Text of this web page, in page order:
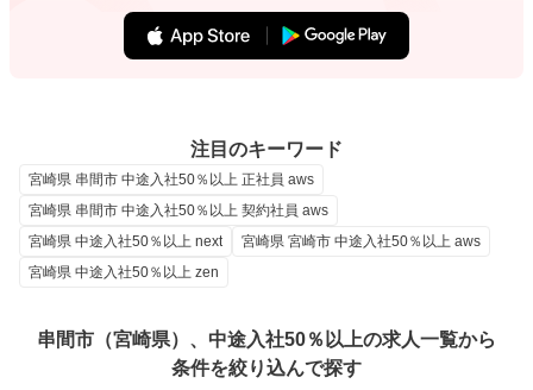
注目のキーワード
宮崎県 串間市 中途入社50％以上 正社員 aws
宮崎県 串間市 中途入社50％以上 契約社員 aws
宮崎県 中途入社50％以上 next
宮崎県 宮崎市 中途入社50％以上 aws
宮崎県 中途入社50％以上 zen
串間市（宮崎県）、中途入社50％以上の求人一覧から
条件を絞り込んで探す